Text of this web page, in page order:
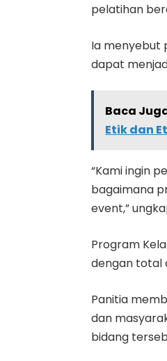
pelatihan
Ia menyebut
dapat
Baca
Etik dan
“Kami ingin
bagaimana
event,”
Program
dengan total
Panitia
dan
bidang